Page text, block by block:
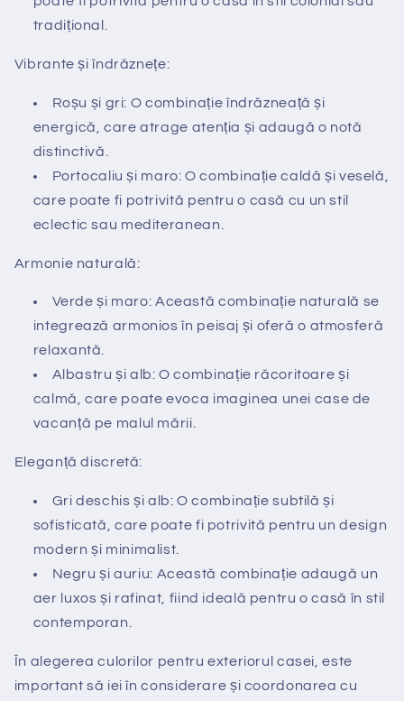
tradițional.
Vibrante și îndrăznețe:
Roșu și gri: O combinație îndrăzneață și
energică, care atrage atenția și adaugă o notă
distinctivă.
Portocaliu și maro: O combinație caldă și veselă,
care poate fi potrivită pentru o casă cu un stil
eclectic sau mediteranean.
Armonie naturală:
Verde și maro: Această combinație naturală se
integrează armonios în peisaj și oferă o atmosferă
relaxantă.
Albastru și alb: O combinație răcoritoare și
calmă, care poate evoca imaginea unei case de
vacanță pe malul mării.
Eleganță discretă:
Gri deschis și alb: O combinație subtilă și
sofisticată, care poate fi potrivită pentru un design
modern și minimalist.
Negru și auriu: Această combinație adaugă un
aer luxos și rafinat, fiind ideală pentru o casă în stil
contemporan.
În alegerea culorilor pentru exteriorul casei, este
important să iei în considerare și coordonarea cu